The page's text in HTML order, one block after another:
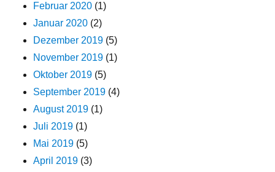
Februar 2020 (1)
Januar 2020 (2)
Dezember 2019 (5)
November 2019 (1)
Oktober 2019 (5)
September 2019 (4)
August 2019 (1)
Juli 2019 (1)
Mai 2019 (5)
April 2019 (3)